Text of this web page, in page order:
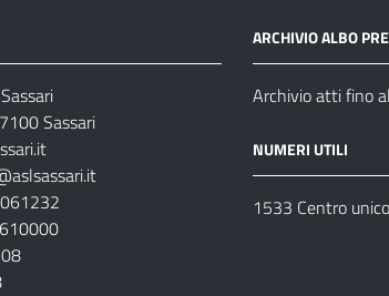
Sassari
ARCHIVIO ALBO
Archivio atti fino
NUMERI UTILI
1533 Centro